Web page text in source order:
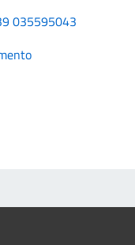
035595043